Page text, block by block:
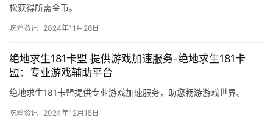
松获得所需金币。
吃鸡资讯 2024年11月26日
绝地求生181卡盟 提供游戏加速服务-绝地求生181卡
盟：专业游戏辅助平台
绝地求生181卡盟提供专业游戏加速服务，助您畅游游戏世界。
吃鸡资讯 2024年12月15日